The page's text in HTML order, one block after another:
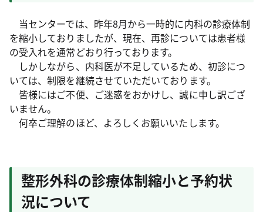
当センターでは、昨年8月から一時的に内科の診療体制
を縮小しておりましたが、現在、再診については患者様
の受入れを通常どおり行っております。
しかしながら、内科医が不足しているため、初診につ
いては、制限を継続させていただいております。
皆様にはご不便、ご迷惑をおかけし、誠に申し訳ござ
いません。
何卒ご理解のほど、よろしくお願いいたします。
整形外科の診療体制縮小と予約状
況について